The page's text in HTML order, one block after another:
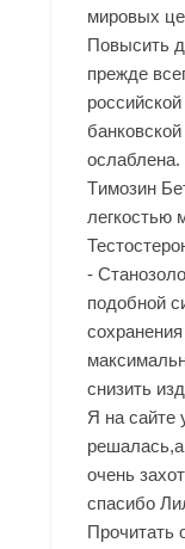
мировых
Повысить
прежде
Tимозин
легкостью
-
подобной
снизить
Я на сайте
очень
спасибо
Прочитать